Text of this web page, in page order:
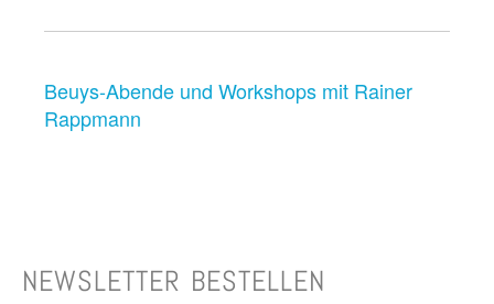
Beuys-Abende und Workshops mit Rainer
Rappmann
NEWSLETTER BESTELLEN